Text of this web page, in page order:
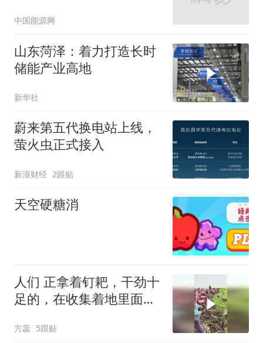
中国能源网
山东菏泽：着力打造长时
储能产业高地
新华社
蔚来第五代换电站上线，
萤火虫正式接入
新浪财经 2跟贴
天空硬糖消
人们 正拿着钉耙，干劲十
足的，在收集着地里面的
方蕊 5跟贴